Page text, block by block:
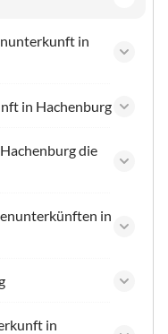
in
in Hachenburg
die
in
in